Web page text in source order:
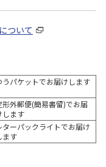
ついて
うパケットでお届けします
形外郵便(簡易書留)でお届
します
ターパックライトでお届け
ます